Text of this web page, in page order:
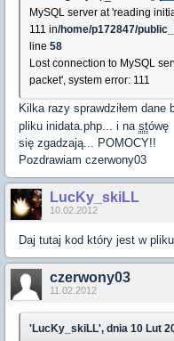
MySQL server at 'reading
111 in/home/p172847/
line 58
Lost connection to MySQL
packet', system error: 111
Kilka razy sprawdziłem dane
pliku inidata.php... i na stówę
się zgadzają... POMOCY!!
Pozdrawiam czerwony03
LucKy_skiLL
10.02.2012
Daj tutaj kod który jest w pliku
czerwony03
11.02.2012
'LucKy_skiLL', dnia 10 Lut